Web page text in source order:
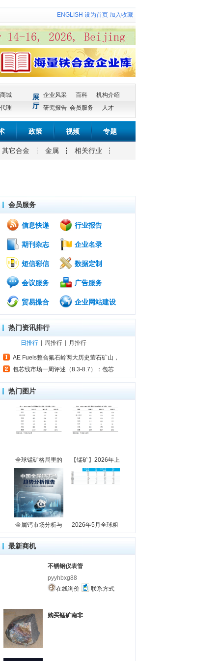
ENGLISH 设为首页 加入收藏
城
理
展
厅
企业风采 百科
机构介绍
研究报告 会员服务 人才
政策 视频 专题
其它合金 金属 相关行业
会员服务
信息快递 行业报告
期刊杂志 企业名录
短信彩信 数据定制
会议服务 广告服务
贸易撮合 企业网站建设
热门资讯排行
日排行 周排行 月排行
AE Fuels整合氟石岭两大历史萤石矿山，
包芯线市场一周评述（8.3-8.7）：包芯
热门图片
全球锰矿格局里的 【锰矿】2026年上
金属钙市场分析与 2026年5月全球粗
最新商机
不锈钢仪表管
pyyhbxg88
在线询价
联系方式
购买锰矿南非